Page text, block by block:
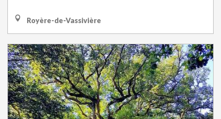
Royère-de-Vassivière